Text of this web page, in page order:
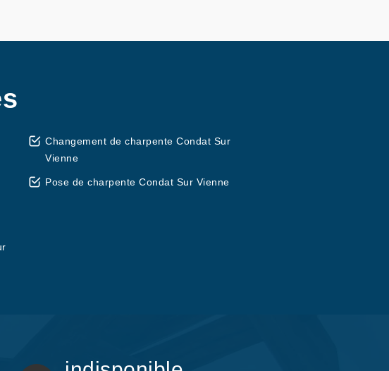
Changement de charpente Condat Sur
Vienne
Pose de charpente Condat Sur Vienne